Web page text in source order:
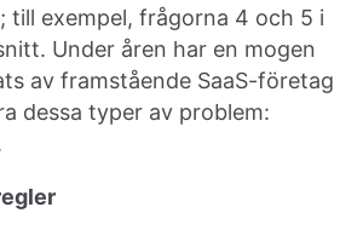
till exempel, frågorna 4 och 5 i
Under åren har en mogen
av framstående SaaS-företag
dessa typer av problem: